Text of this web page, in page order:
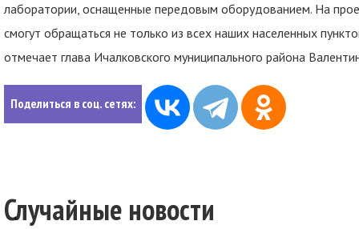
лаборатории, оснащенные передовым оборудованием. На
смогут обращаться не только из всех наших населенных
отмечает глава Ичалковского муниципального района
Поделиться в соц. сетях:
Случайные новости